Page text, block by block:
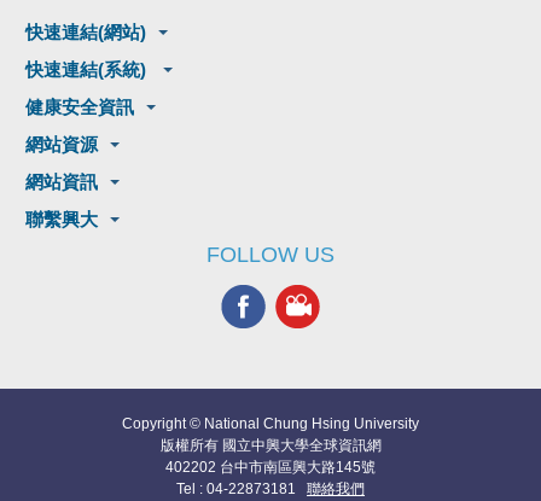
快速連結(網站)
快速連結(系統)
健康安全資訊
網站資源
網站資訊
聯繫興大
FOLLOW US
Copyright © National Chung Hsing University
版權所有 國立中興大學全球資訊網
402202 台中市南區興大路145號
Tel : 04-22873181 聯絡我們